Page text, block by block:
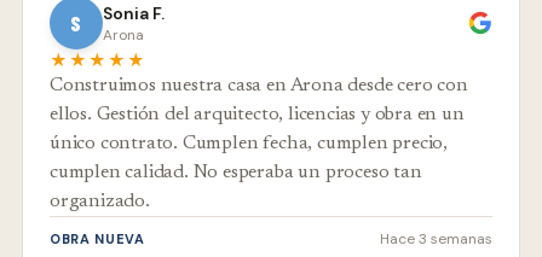
S Sonia F.
Arona
★★★★★
Construimos nuestra casa en Arona desde cero con
ellos. Gestión del arquitecto, licencias y obra en un
único contrato. Cumplen fecha, cumplen precio,
cumplen calidad. No esperaba un proceso tan
organizado.
OBRA NUEVA Hace 3 semanas